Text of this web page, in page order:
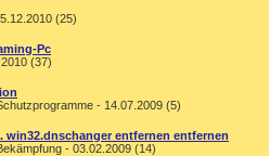
(25)
Pc
(37)
- 14.07.2009 (5)
win32.dnschanger entfernen entfernen
- 03.02.2009 (14)